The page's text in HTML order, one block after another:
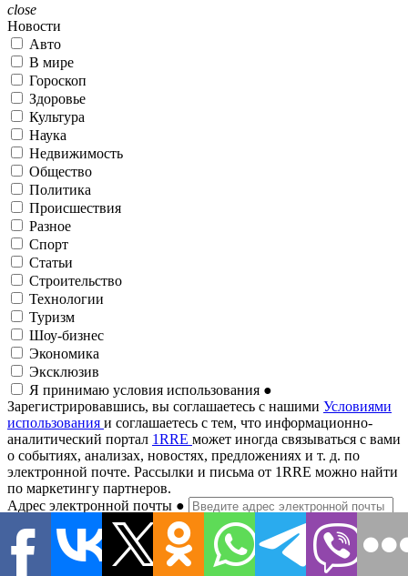
close
Новости
Авто
В мире
Гороскоп
Здоровье
Культура
Наука
Недвижимость
Общество
Политика
Происшествия
Разное
Спорт
Статьи
Строительство
Технологии
Туризм
Шоу-бизнес
Экономика
Эксклюзив
Я принимаю условия использования ●
Зарегистрировавшись, вы соглашаетесь с нашими Условиями
использования и соглашаетесь с тем, что информационно-
аналитический портал 1RRE может иногда связываться с вами
о событиях, анализах, новостях, предложениях и т. д. по
электронной почте. Рассылки и письма от 1RRE можно найти
по маркетингу партнеров.
Адрес электронной почты ●
Подписаться на рассылку